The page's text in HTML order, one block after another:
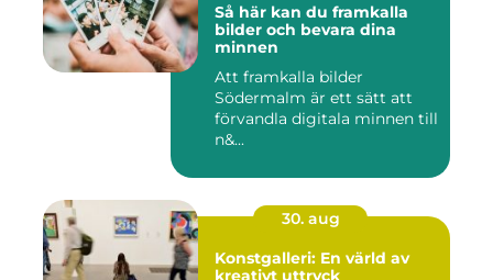
Så här kan du framkalla
bilder och bevara dina
minnen
Att framkalla bilder
Södermalm är ett sätt att
förvandla digitala minnen till
n&...
30. aug
Konstgalleri: En värld av
kreativt uttryck